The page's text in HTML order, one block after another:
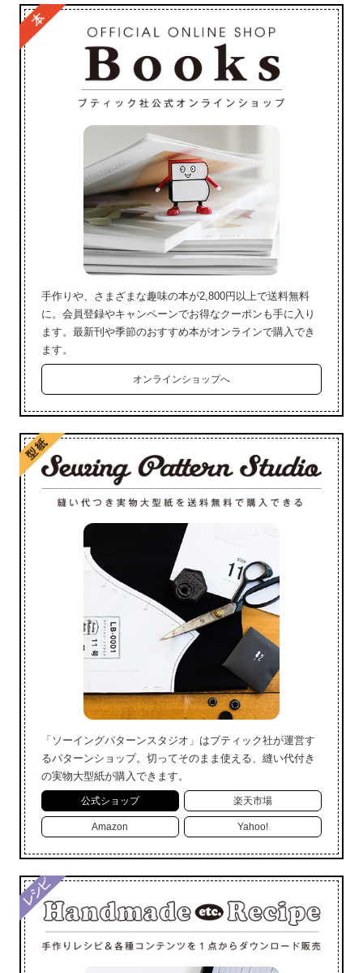
手作りや、さまざまな趣味の本が2,800円以上で送料無料
に。会員登録やキャンペーンでお得なクーポンも手に入り
ます。最新刊や季節のおすすめ本がオンラインで購入でき
ます。
オンラインショップへ
「ソーイングパターンスタジオ」はブティック社が運営す
るパターンショップ。切ってそのまま使える、縫い代付き
の実物大型紙が購入できます。
公式ショップ 楽天市場
Amazon Yahoo!